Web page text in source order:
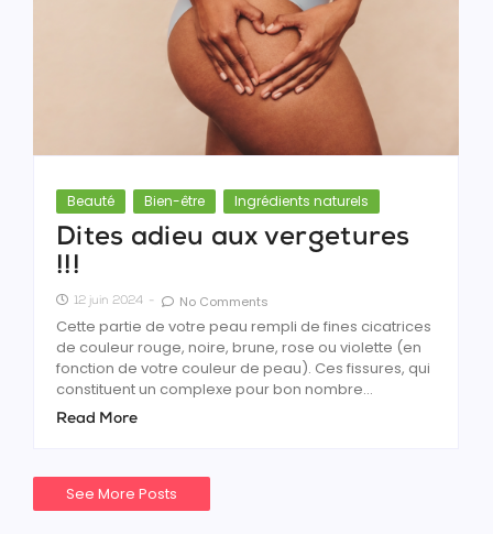
Beauté Bien-être Ingrédients naturels
Dites adieu aux vergetures
!!!
12 juin 2024 - No Comments
Cette partie de votre peau rempli de fines cicatrices
de couleur rouge, noire, brune, rose ou violette (en
fonction de votre couleur de peau). Ces fissures, qui
constituent un complexe pour bon nombre...
Read More
See More Posts